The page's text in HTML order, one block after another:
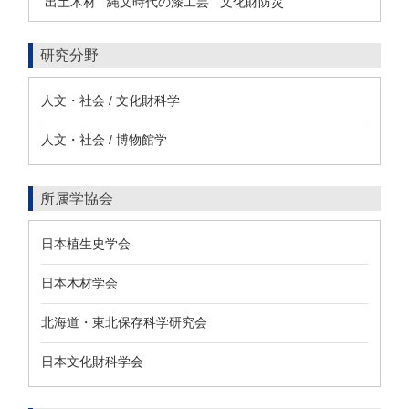
研究分野
人文・社会 / 文化財科学
人文・社会 / 博物館学
所属学協会
日本植生史学会
日本木材学会
北海道・東北保存科学研究会
日本文化財科学会